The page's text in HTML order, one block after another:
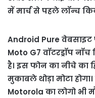
में मार्च से पहले लॉन्च
Android Pure
Moto G7 वॉटरड्रॉप
है। इस फोन का नीचे का
मुकाबले थोड़ा मोटा
Motorola का लोगो भी